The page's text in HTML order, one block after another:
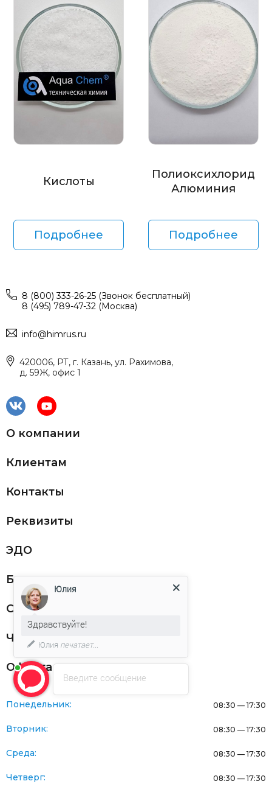
Кислоты
Подробнее
Полиоксихлорид
Алюминия
Подробнее
8 (800) 333-26-25 (Звонок бесплатный)
8 (495) 789-47-32 (Москва)
info@himrus.ru
420006, РТ, г. Казань, ул. Рахимова,
д. 59Ж, офис 1
О компании
Клиентам
Контакты
Реквизиты
ЭДО
Благодарности
Статьи
Частникам
Оферта
Понедельник: 08:30 — 17:30
Вторник: 08:30 — 17:30
Среда: 08:30 — 17:30
Четверг: 08:30 — 17:30
Введите сообщение
Юлия
Здравствуйте!
Юлия печатает...